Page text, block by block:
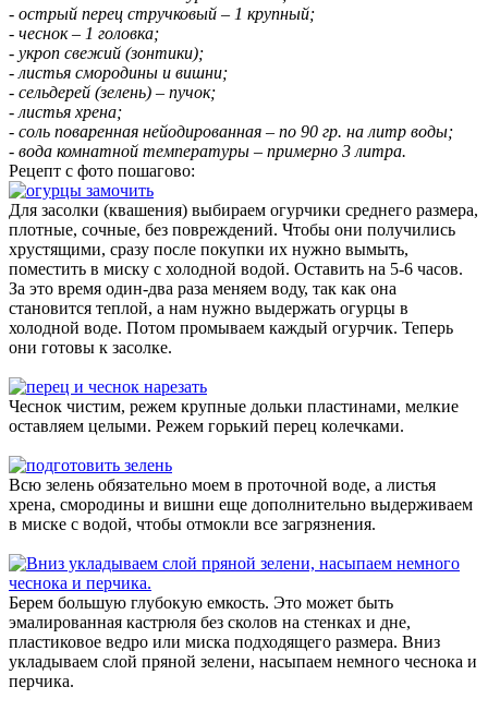
- острый перец стручковый – 1 крупный;
- чеснок – 1 головка;
- укроп свежий (зонтики);
- листья смородины и вишни;
- сельдерей (зелень) – пучок;
- листья хрена;
- соль поваренная нейодированная – по 90 гр. на литр воды;
- вода комнатной температуры – примерно 3 литра.
Рецепт с фото пошагово:
Для засолки (квашения) выбираем огурчики среднего размера,
плотные, сочные, без повреждений. Чтобы они получились
хрустящими, сразу после покупки их нужно вымыть,
поместить в миску с холодной водой. Оставить на 5-6 часов.
За это время один-два раза меняем воду, так как она
становится теплой, а нам нужно выдержать огурцы в
холодной воде. Потом промываем каждый огурчик. Теперь
они готовы к засолке.
Чеснок чистим, режем крупные дольки пластинами, мелкие
оставляем целыми. Режем горький перец колечками.
Всю зелень обязательно моем в проточной воде, а листья
хрена, смородины и вишни еще дополнительно выдерживаем
в миске с водой, чтобы отмокли все загрязнения.
Берем большую глубокую емкость. Это может быть
эмалированная кастрюля без сколов на стенках и дне,
пластиковое ведро или миска подходящего размера. Вниз
укладываем слой пряной зелени, насыпаем немного чеснока и
перчика.